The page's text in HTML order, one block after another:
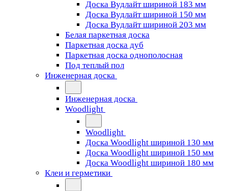
Доска Вудлайт шириной 183 мм
Доска Вудлайт шириной 150 мм
Доска Вудлайт шириной 203 мм
Белая паркетная доска
Паркетная доска дуб
Паркетная доска однополосная
Под теплый пол
Инженерная доска
Инженерная доска
Woodlight
Woodlight
Доска Woodlight шириной 130 мм
Доска Woodlight шириной 150 мм
Доска Woodlight шириной 180 мм
Клеи и герметики